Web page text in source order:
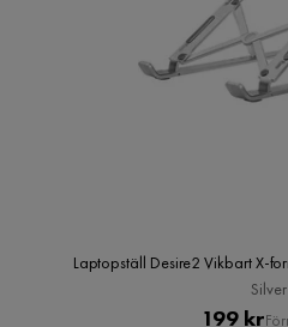
Laptopställ Desire2 Vikbart X-
Silver
199 kr